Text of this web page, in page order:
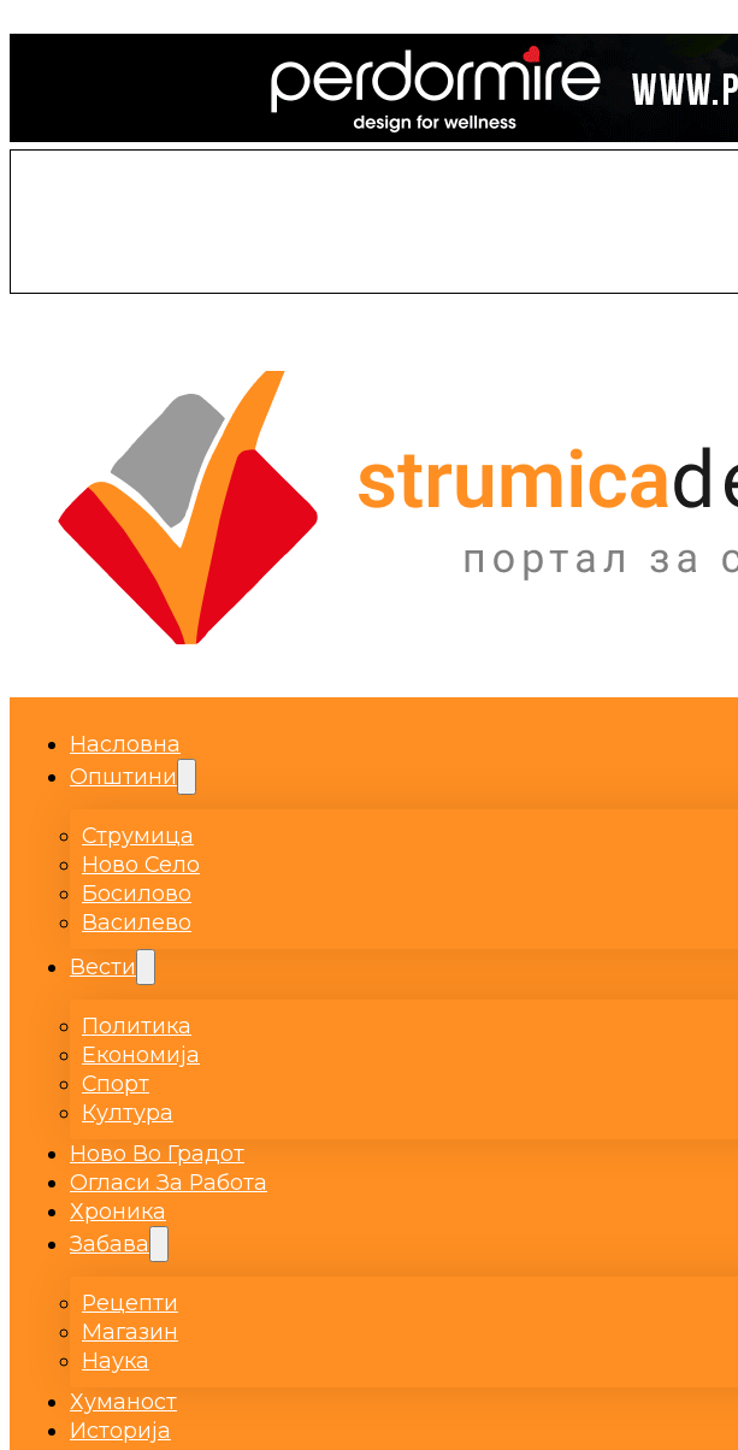
Насловна
Општини
Струмица
Ново Село
Босилово
Василево
Вести
Политика
Економија
Спорт
Култура
Ново Во Градот
Огласи За Работа
Хроника
Забава
Рецепти
Магазин
Наука
Хуманост
Историја